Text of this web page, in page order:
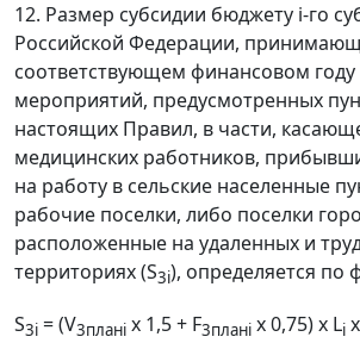
12. Размер субсидии бюджету i-го
Российской Федерации,
соответствующем финансовом году
мероприятий, предусмотренных
настоящих Правил, в части,
медицинских работников,
на работу в сельские населенные
рабочие поселки, либо поселки
расположенные на удаленных и
территориях (S3i), определяется по
S3i = (V3планi x 1,5 + F3планi x 0,75) x Li